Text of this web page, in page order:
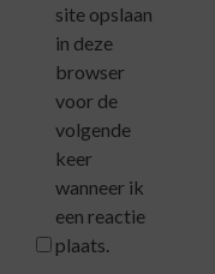
site opslaan
in deze
browser
voor de
volgende
keer
wanneer ik
een reactie
plaats.